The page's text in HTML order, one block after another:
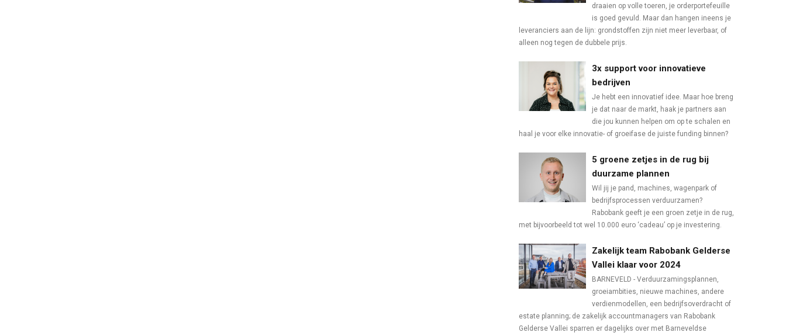
draaien op volle toeren, je orderportefeuille
is goed gevuld. Maar dan hangen ineens je
leveranciers aan de lijn: grondstoffen zijn niet meer leverbaar, of
alleen nog tegen de dubbele prijs.
3x support voor innovatieve
bedrijven
Je hebt een innovatief idee. Maar hoe breng
je dat naar de markt, haak je partners aan
die jou kunnen helpen om op te schalen en
haal je voor elke innovatie- of groeifase de juiste funding binnen?
5 groene zetjes in de rug bij
duurzame plannen
Wil jij je pand, machines, wagenpark of
bedrijfsprocessen verduurzamen?
Rabobank geeft je een groen zetje in de rug,
met bijvoorbeeld tot wel 10.000 euro ‘cadeau’ op je investering.
Zakelijk team Rabobank Gelderse
Vallei klaar voor 2024
BARNEVELD - Verduurzamingsplannen,
groeiambities, nieuwe machines, andere
verdienmodellen, een bedrijfsoverdracht of
estate planning; de zakelijk accountmanagers van Rabobank
Gelderse Vallei sparren er dagelijks over met Barneveldse